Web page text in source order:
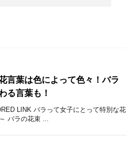
言葉は色によって色々！バラ
る言葉も！
LINK バラって女子にとって特別な花
バラの花束 ...